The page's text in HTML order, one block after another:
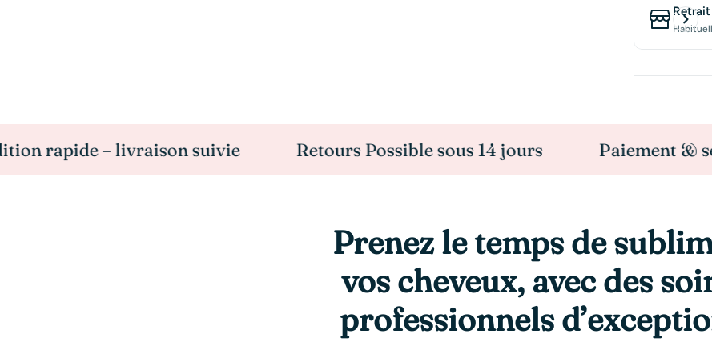
– livraison suivie Retours Possible sous 14 jours Paiement & sécurisé
Prenez le temps de
vos cheveux, avec des
professionnels